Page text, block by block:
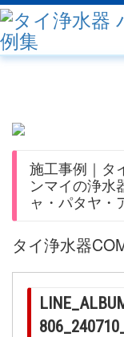
施工事例｜タ
ンマイの浄水
ャ・パタヤ・
タイ浄水器